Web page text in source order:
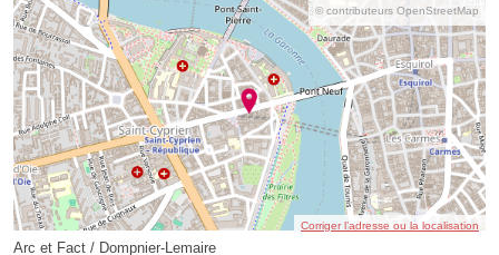
© contributeurs OpenStreetMap
Corriger l’adresse ou la localisation
Arc et Fact / Dompnier-Lemaire